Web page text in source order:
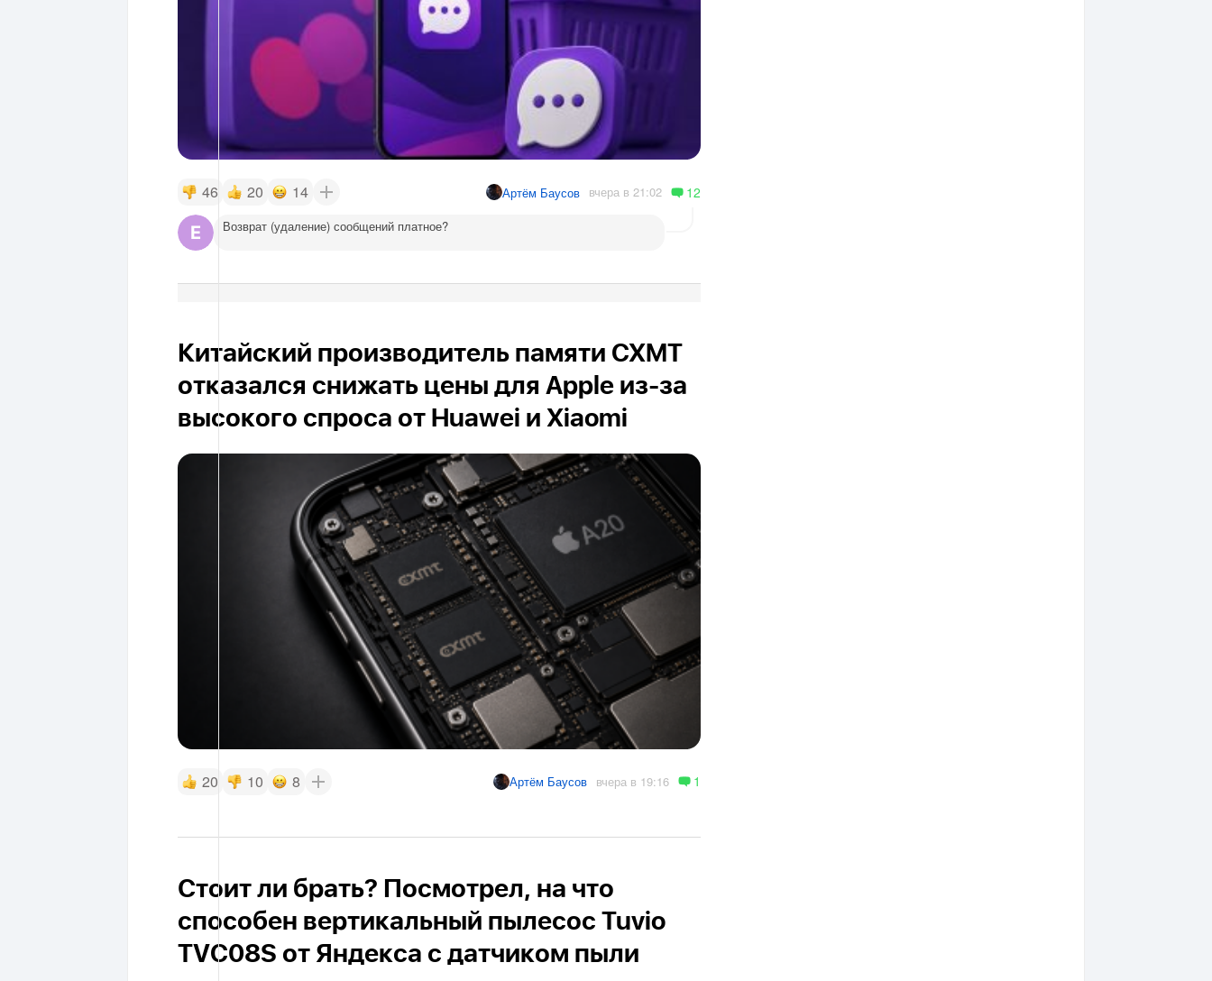
46 20 14 Артём Баусов вчера в 21:02 12
Возврат (удаление) сообщений платное?
Китайский производитель памяти CXMT
отказался снижать цены для Apple из-за
высокого спроса от Huawei и Xiaomi
20 10 8 Артём Баусов вчера в 19:16 1
Стоит ли брать? Посмотрел, на что
способен вертикальный пылесос Tuvio
TVC08S от Яндекса с датчиком пыли